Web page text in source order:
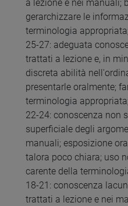
a lezione e nei manuali;
gerarchizzare le
terminologia appropriata;
25-27: adeguata
trattati a lezione e, in
discreta abilità
presentarle oralmente;
terminologia appropriata;
22-24: conoscenza non
superficiale degli
manuali; esposizione
talora poco chiara; uso
carente della
18-21: conoscenza
trattati a lezione e nei